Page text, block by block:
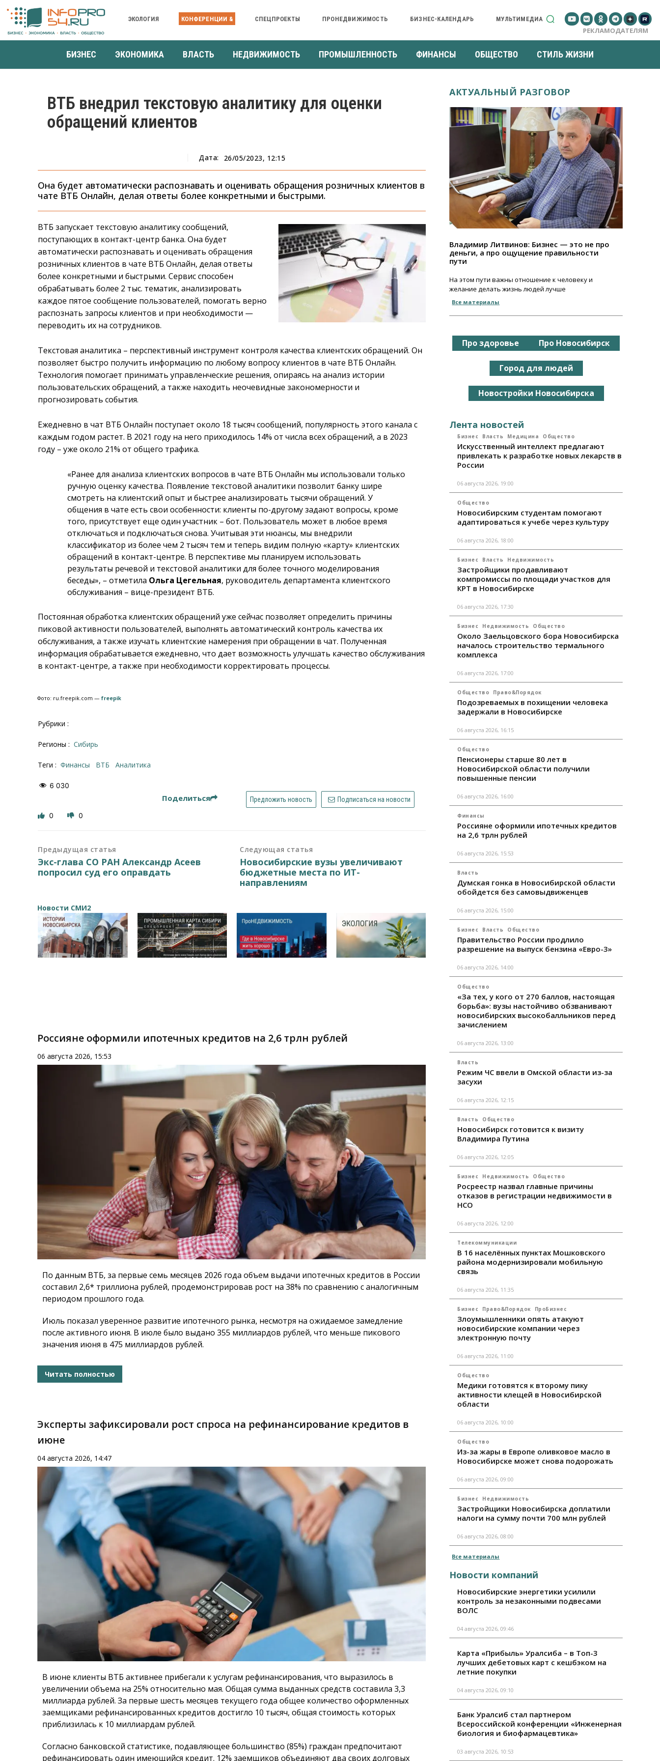
ЭКОЛОГИЯ КОНФЕРЕНЦИИ & СПЕЦПРОЕКТЫ ПРОНЕДВИЖИМОСТЬ БИЗНЕС-КАЛЕНДАРЬ МУЛЬТИМЕДИА
РЕКЛАМОДАТЕЛЯМ
БИЗНЕС ЭКОНОМИКА ВЛАСТЬ НЕДВИЖИМОСТЬ ПРОМЫШЛЕННОСТЬ ФИНАНСЫ ОБЩЕСТВО СТИЛЬ ЖИЗНИ
ВТБ внедрил текстовую аналитику для оценки
обращений клиентов
Дата: 26/05/2023, 12:15
Она будет автоматически распознавать и оценивать обращения розничных клиентов в
чате ВТБ Онлайн, делая ответы более конкретными и быстрыми.
ВТБ запускает текстовую аналитику сообщений,
поступающих в контакт-центр банка. Она будет
автоматически распознавать и оценивать обращения
розничных клиентов в чате ВТБ Онлайн, делая ответы
более конкретными и быстрыми. Сервис способен
обрабатывать более 2 тыс. тематик, анализировать
каждое пятое сообщение пользователей, помогать верно
распознать запросы клиентов и при необходимости —
переводить их на сотрудников.
Текстовая аналитика – перспективный инструмент контроля качества клиентских обращений. Он
позволяет быстро получить информацию по любому вопросу клиентов в чате ВТБ Онлайн.
Технология помогает принимать управленческие решения, опираясь на анализ истории
пользовательских обращений, а также находить неочевидные закономерности и
прогнозировать события.
Ежедневно в чат ВТБ Онлайн поступает около 18 тысяч сообщений, популярность этого канала с
каждым годом растет. В 2021 году на него приходилось 14% от числа всех обращений, а в 2023
году – уже около 21% от общего трафика.
«Ранее для анализа клиентских вопросов в чате ВТБ Онлайн мы использовали только
ручную оценку качества. Появление текстовой аналитики позволит банку шире
смотреть на клиентский опыт и быстрее анализировать тысячи обращений. У
общения в чате есть свои особенности: клиенты по-другому задают вопросы, кроме
того, присутствует еще один участник – бот. Пользователь может в любое время
отключаться и подключаться снова. Учитывая эти нюансы, мы внедрили
классификатор из более чем 2 тысяч тем и теперь видим полную «карту» клиентских
обращений в контакт-центре. В перспективе мы планируем использовать
результаты речевой и текстовой аналитики для более точного моделирования
беседы», – отметила Ольга Цегельная, руководитель департамента клиентского
обслуживания – вице-президент ВТБ.
Постоянная обработка клиентских обращений уже сейчас позволяет определить причины
пиковой активности пользователей, выполнять автоматический контроль качества их
обслуживания, а также изучать клиентские намерения при обращении в чат. Полученная
информация обрабатывается ежедневно, что дает возможность улучшать качество обслуживания
в контакт-центре, а также при необходимости корректировать процессы.
Фото: ru.freepik.com — freepik
Рубрики :
Регионы : Сибирь
Теги : финансы ВТБ аналитика
6 030
Поделиться Предложить новость Подписаться на новости
0 0
Предыдущая статья
Экс-глава СО РАН Александр Асеев
попросил суд его оправдать
Следующая статья
Новосибирские вузы увеличивают
бюджетные места по ИТ-
направлениям
Новости СМИ2
Россияне оформили ипотечных кредитов на 2,6 трлн рублей
06 августа 2026, 15:53
По данным ВТБ, за первые семь месяцев 2026 года объем выдачи ипотечных кредитов в России
составил 2,6* триллиона рублей, продемонстрировав рост на 38% по сравнению с аналогичным
периодом прошлого года.
Июль показал уверенное развитие ипотечного рынка, несмотря на ожидаемое замедление
после активного июня. В июле было выдано 355 миллиардов рублей, что меньше пикового
значения июня в 475 миллиардов рублей.
Читать полностью
Эксперты зафиксировали рост спроса на рефинансирование кредитов в
июне
04 августа 2026, 14:47
В июне клиенты ВТБ активнее прибегали к услугам рефинансирования, что выразилось в
увеличении объема на 25% относительно мая. Общая сумма выданных средств составила 3,3
миллиарда рублей. За первые шесть месяцев текущего года общее количество оформленных
заемщиками рефинансированных кредитов достигло 10 тысяч, общая стоимость которых
приблизилась к 10 миллиардам рублей.
Согласно банковской статистике, подавляющее большинство (85%) граждан предпочитают
рефинансировать один имеющийся кредит. 12% заемщиков объединяют два своих долговых
АКТУАЛЬНЫЙ РАЗГОВОР
Владимир Литвинов: Бизнес — это не про
деньги, а про ощущение правильности
пути
На этом пути важны отношение к человеку и
желание делать жизнь людей лучше
Все материалы
Про здоровье Про Новосибирск
Город для людей
Новостройки Новосибирска
Лента новостей
Бизнес Власть Медицина Общество
Искусственный интеллект предлагают
привлекать к разработке новых лекарств в
России
06 августа 2026, 19:00
Общество
Новосибирским студентам помогают
адаптироваться к учебе через культуру
06 августа 2026, 18:00
Бизнес Власть Недвижимость
Застройщики продавливают
компромиссы по площади участков для
КРТ в Новосибирске
06 августа 2026, 17:30
Бизнес Недвижимость Общество
Около Заельцовского бора Новосибирска
началось строительство термального
комплекса
06 августа 2026, 17:00
Общество Право&Порядок
Подозреваемых в похищении человека
задержали в Новосибирске
06 августа 2026, 16:15
Общество
Пенсионеры старше 80 лет в
Новосибирской области получили
повышенные пенсии
06 августа 2026, 16:00
Финансы
Россияне оформили ипотечных кредитов
на 2,6 трлн рублей
06 августа 2026, 15:53
Власть
Думская гонка в Новосибирской области
обойдется без самовыдвиженцев
06 августа 2026, 15:00
Бизнес Власть Общество
Правительство России продлило
разрешение на выпуск бензина «Евро-3»
06 августа 2026, 14:00
Общество
«За тех, у кого от 270 баллов, настоящая
борьба»: вузы настойчиво обзванивают
новосибирских высокобалльников перед
зачислением
06 августа 2026, 13:00
Власть
Режим ЧС ввели в Омской области из-за
засухи
06 августа 2026, 12:15
Власть Общество
Новосибирск готовится к визиту
Владимира Путина
06 августа 2026, 12:05
Бизнес Недвижимость Общество
Росреестр назвал главные причины
отказов в регистрации недвижимости в
НСО
06 августа 2026, 12:00
Телекоммуникации
В 16 населённых пунктах Мошковского
района модернизировали мобильную
связь
06 августа 2026, 11:35
Бизнес Право&Порядок ПроБизнес
Злоумышленники опять атакуют
новосибирские компании через
электронную почту
06 августа 2026, 11:00
Общество
Медики готовятся к второму пику
активности клещей в Новосибирской
области
06 августа 2026, 10:00
Общество
Из-за жары в Европе оливковое масло в
Новосибирске может снова подорожать
06 августа 2026, 09:00
Бизнес Недвижимость
Застройщики Новосибирска доплатили
налоги на сумму почти 700 млн рублей
06 августа 2026, 08:00
Все материалы
Новости компаний
Новосибирские энергетики усилили
контроль за незаконными подвесами
ВОЛС
04 августа 2026, 09:46
Карта «Прибыль» Уралсиба – в Топ-3
лучших дебетовых карт с кешбэком на
летние покупки
04 августа 2026, 09:10
Банк Уралсиб стал партнером
Всероссийской конференции «Инженерная
биология и биофармацевтика»
03 августа 2026, 10:53